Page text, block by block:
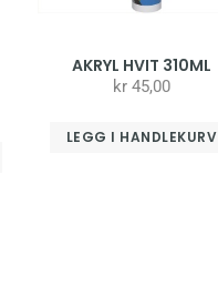
AKRYL HVIT 310ML
kr45,00
LEGG I HANDLEKURV